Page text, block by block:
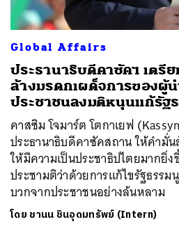
Global Affairs
ประธานาธิบดีคาซัคฯ เตรี
ล้างมรดกเผด็จการของผู้
ประชาชนลงมติหนุนแก้รัฐ
คาสซิม โจมาร์ต โตกาเยฟ
ประธานาธิบดีคาซัคสถาน ให้คำมั่
ให้มีความเป็นประชาธิปไตยมากยิ่
ประชามติว่าด้วยการแก้ไขรัฐธรร
บวกจากประชาชนอย่างล้นหลาม
โดย ชานน ชินอุดมทรัพย์ (Intern)
ค้นหา
SHARE